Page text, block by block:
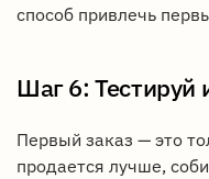
способ привлечь
Шаг 6: Тестируй
Первый заказ — это
продается лучше,